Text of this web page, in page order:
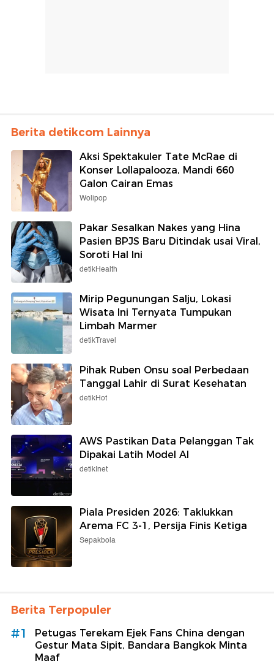
Berita detikcom Lainnya
Aksi Spektakuler Tate McRae di
Konser Lollapalooza, Mandi 660
Galon Cairan Emas
Wolipop
Pakar Sesalkan Nakes yang Hina
Pasien BPJS Baru Ditindak usai Viral,
Soroti Hal Ini
detikHealth
Mirip Pegunungan Salju, Lokasi
Wisata Ini Ternyata Tumpukan
Limbah Marmer
detikTravel
Pihak Ruben Onsu soal Perbedaan
Tanggal Lahir di Surat Kesehatan
detikHot
AWS Pastikan Data Pelanggan Tak
Dipakai Latih Model AI
detikInet
Piala Presiden 2026: Taklukkan
Arema FC 3-1, Persija Finis Ketiga
Sepakbola
Berita Terpopuler
#1
Petugas Terekam Ejek Fans China dengan
Gestur Mata Sipit, Bandara Bangkok Minta
Maaf